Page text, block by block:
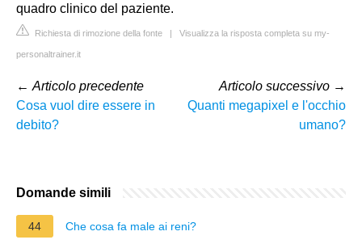
quadro clinico del paziente.
Richiesta di rimozione della fonte | Visualizza la risposta completa su my-
personaltrainer.it
← Articolo precedente
Cosa vuol dire essere in
debito?
Articolo successivo →
Quanti megapixel e l'occhio
umano?
Domande simili
44 Che cosa fa male ai reni?